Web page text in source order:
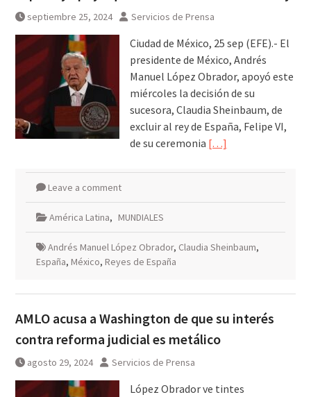
septiembre 25, 2024 Servicios de Prensa
Ciudad de México, 25 sep (EFE).- El
presidente de México, Andrés
Manuel López Obrador, apoyó este
miércoles la decisión de su
sucesora, Claudia Sheinbaum, de
excluir al rey de España, Felipe VI,
de su ceremonia […]
Leave a comment
América Latina, MUNDIALES
Andrés Manuel López Obrador, Claudia Sheinbaum,
España, México, Reyes de España
AMLO acusa a Washington de que su interés
contra reforma judicial es metálico
agosto 29, 2024 Servicios de Prensa
López Obrador ve tintes